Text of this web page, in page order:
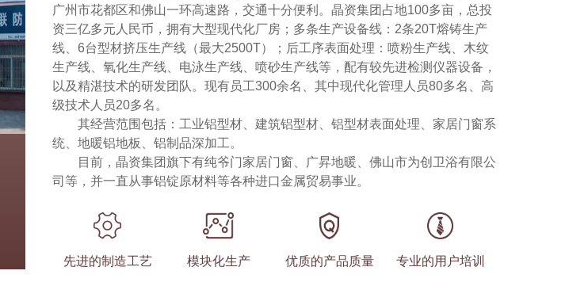
广州市花都区和佛山一环高速路，交通十分便利。晶资集团占地100多亩，总投
资三亿多元人民币，拥有大型现代化厂房；多条生产设备线：2条20T熔铸生产
线、6台型材挤压生产线（最大2500T）；后工序表面处理：喷粉生产线、木纹
生产线、氧化生产线、电泳生产线、喷砂生产线等，配有较先进检测仪器设备，
以及精湛技术的研发团队。现有员工300余名、其中现代化管理人员80多名、高
级技术人员20多名。
其经营范围包括：工业铝型材、建筑铝型材、铝型材表面处理、家居门窗系
统、地暖铝地板、铝制品深加工。
目前，晶资集团旗下有纯爷门家居门窗、广昇地暖、佛山市为创卫浴有限公
司等，并一直从事铝锭原材料等各种进口金属贸易事业。
先进的制造工艺 模块化生产 优质的产品质量 专业的用户培训